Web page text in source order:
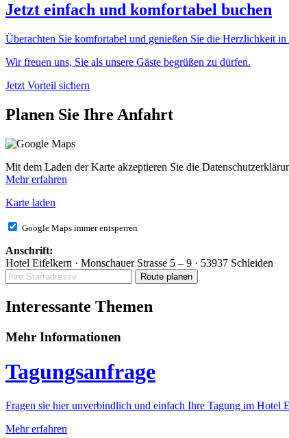
Jetzt einfach und komfortabel buchen
Überachten Sie komfortabel und genießen Sie die Herzlichkeit
Wir freuen uns, Sie als unsere Gäste begrüßen zu dürfen.
Jetzt Vorteil sichern
Planen Sie Ihre Anfahrt
Mit dem Laden der Karte akzeptieren Sie die
Mehr erfahren
Karte laden
Google Maps immer entsperren
Anschrift:
Hotel Eifelkern · Monschauer Strasse 5 – 9 · 53937 Schleiden
Route planen
Interessante Themen
Mehr Informationen
Tagungsanfrage
Fragen sie hier unverbindlich und einfach Ihre Tagung im Hotel
Mehr erfahren